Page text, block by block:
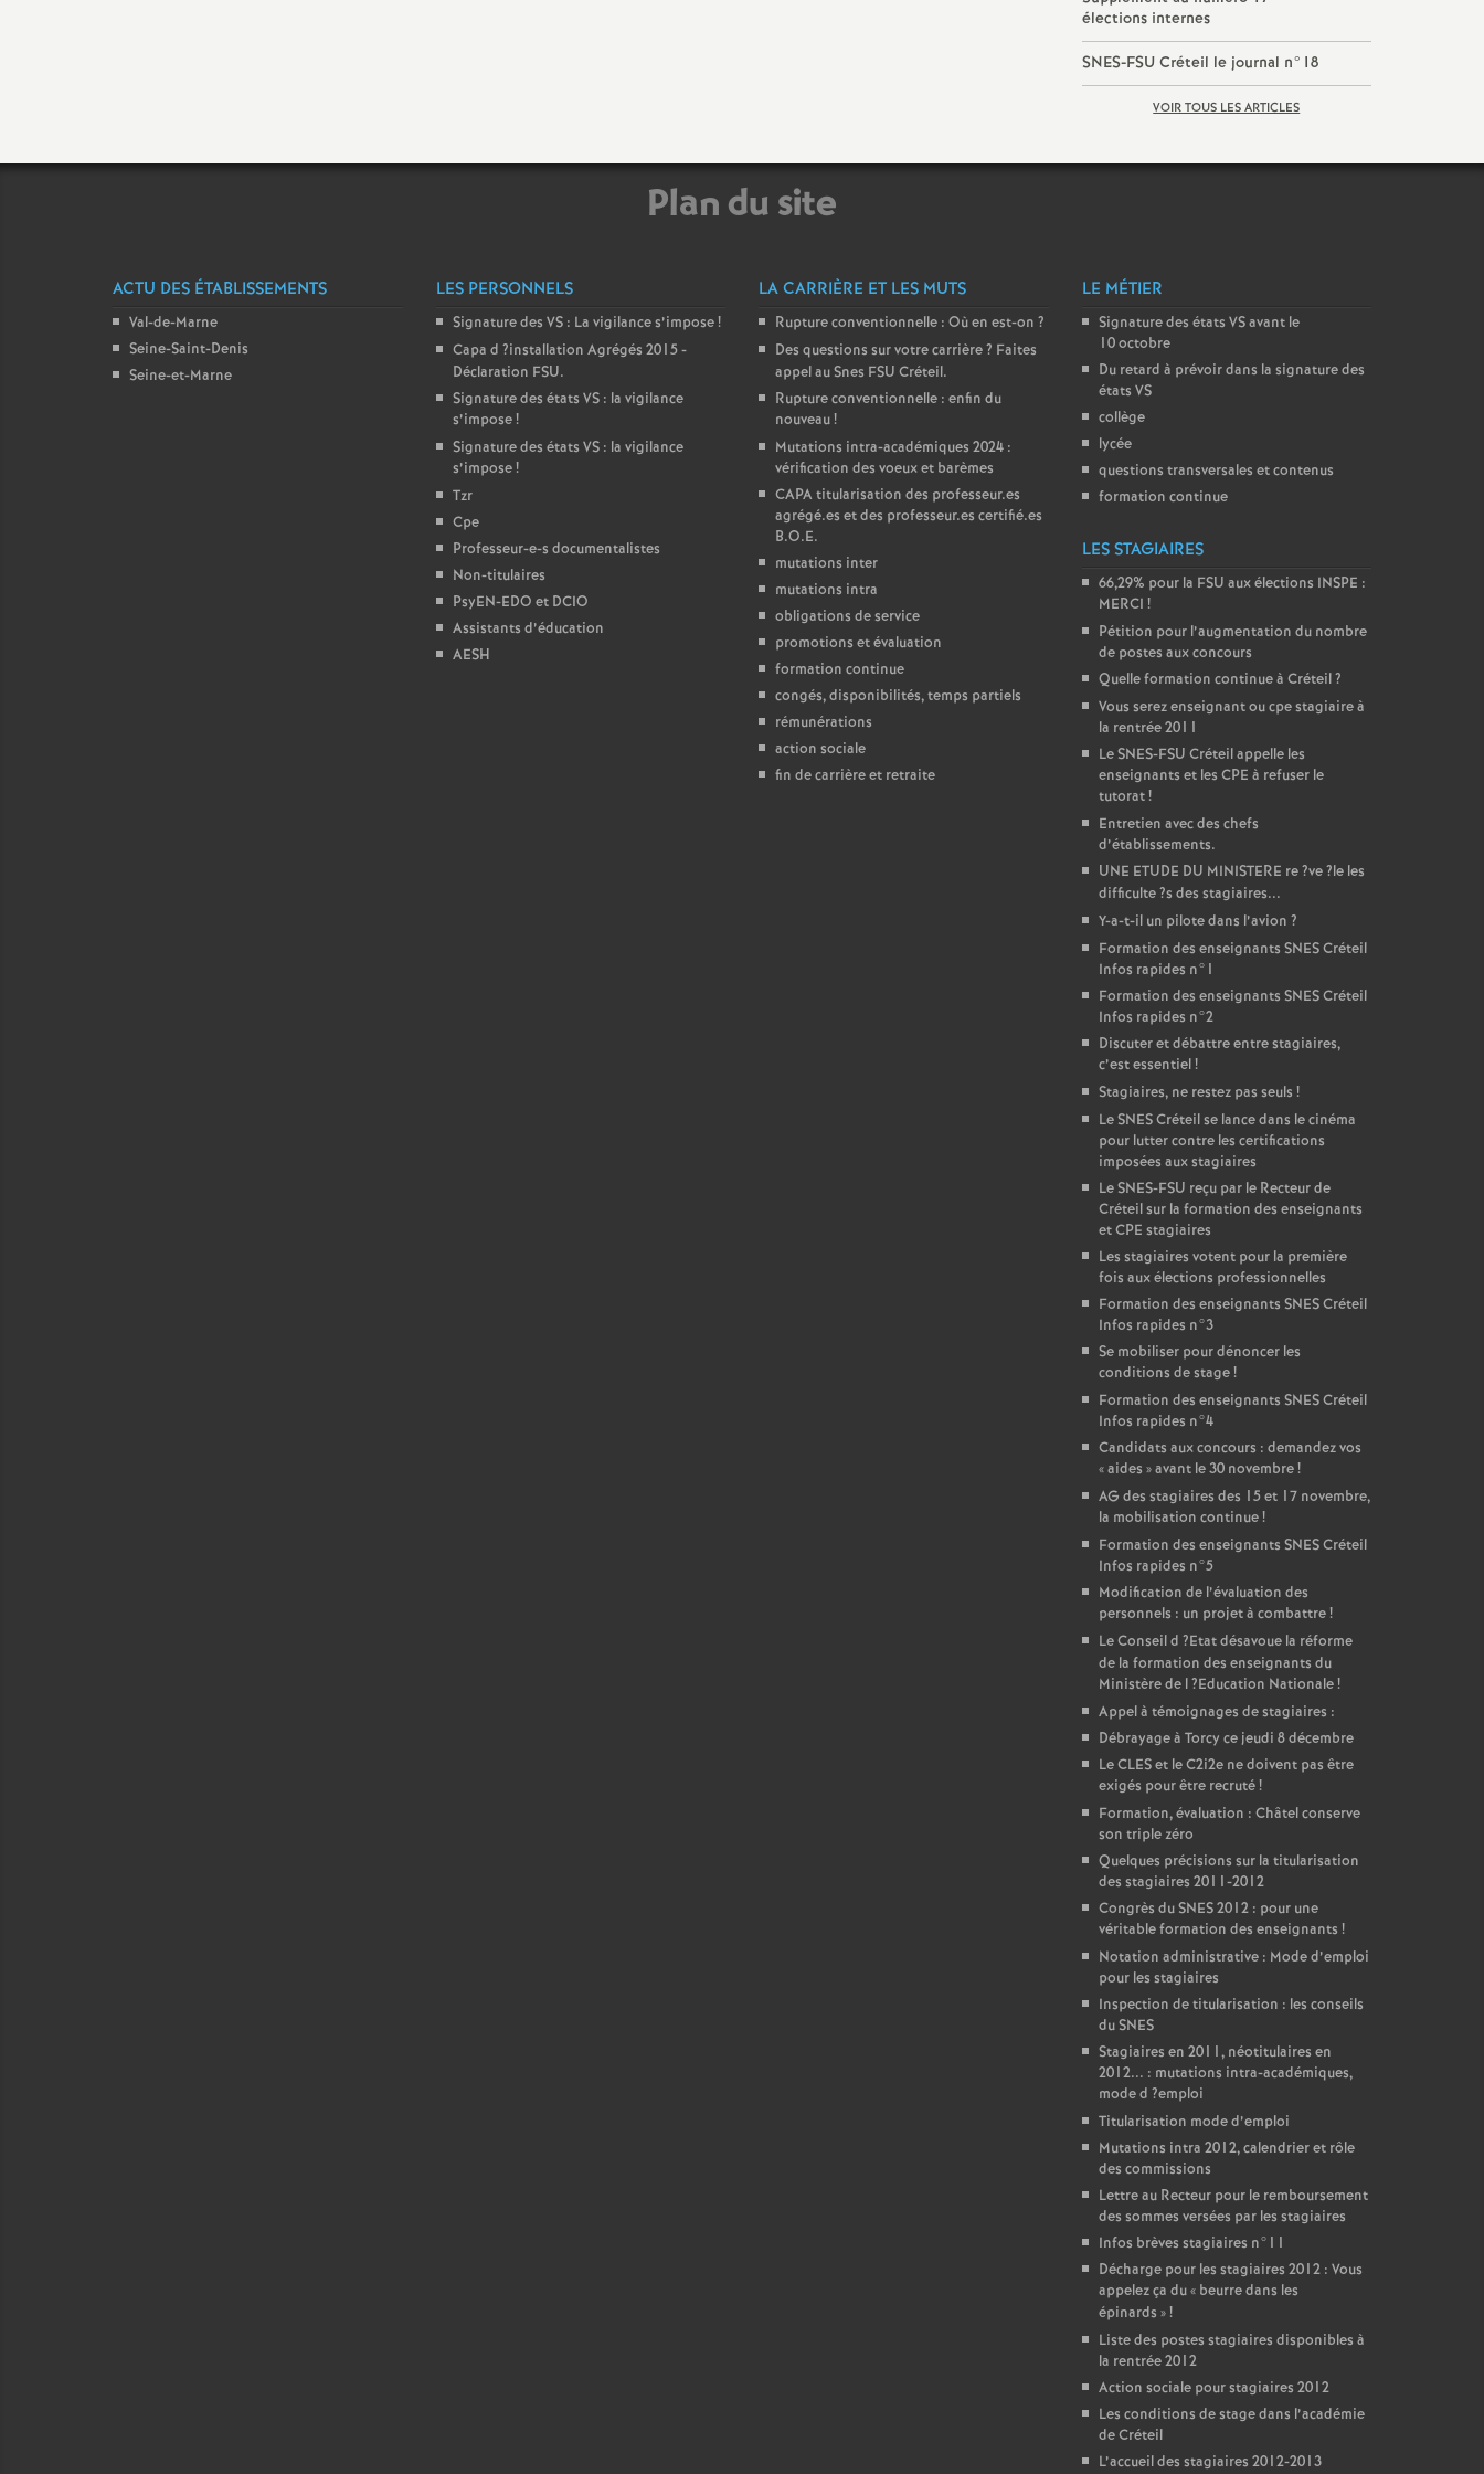
e
t
s
d
e
S
e
c
o
élections internes
SNES-FSUCréteil le journal n°18
VOIR TOUS LES ARTICLES
Plan du site
ACTU DES ÉTABLISSEMENTS
Val-de-Marne
Seine-Saint-Denis
Seine-et-Marne
LES PERSONNELS
Signature des VS: La vigilance s’impose!
Capa d ?installation Agrégés 2015 -
Déclaration FSU.
Signature des états VS: la vigilance
s’impose!
Signature des états VS: la vigilance
s’impose!
Tzr
Cpe
Professeur-e-s documentalistes
Non-titulaires
PsyEN-EDO et DCIO
Assistants d’éducation
AESH
LA CARRIÈRE ET LES MUTS
Rupture conventionnelle : Où en est-on ?
Des questions sur votre carrière? Faites
appel au Snes FSU Créteil.
Rupture conventionnelle : enfin du
nouveau!
Mutations intra-académiques 2024 :
vérification des voeux et barèmes
CAPAtitularisation des professeur.es
agrégé.es et des professeur.es certifié.es
B.O.E.
mutations inter
mutations intra
obligations de service
promotions et évaluation
formation continue
congés, disponibilités, temps partiels
rémunérations
action sociale
fin de carrière et retraite
LE MÉTIER
Signature des états VSavant le
10 octobre
Du retard à prévoir dans la signature des
états VS
collège
lycée
questions transversales et contenus
formation continue
LES STAGIAIRES
66,29% pour la FSU aux élections INSPE :
MERCI !
Pétition pour l’augmentation du nombre
de postes aux concours
Quelle formation continue à Créteil?
Vous serez enseignant ou cpe stagiaire à
la rentrée 2011
LeSNES-FSU Créteil appelle les
enseignants et les CPE à refuser le
tutorat!
Entretien avec des chefs
d’établissements.
UNE ETUDE DU MINISTERE re?ve?le les
difficulte?s des stagiaires...
Y-a-t-il un pilote dans l’avion ?
Formation des enseignants SNESCréteil
Infos rapides n°1
Formation des enseignants SNESCréteil
Infos rapides n°2
Discuter et débattre entre stagiaires,
c’est essentiel!
Stagiaires, ne restez pas seuls !
LeSNESCréteil se lance dans le cinéma
pour lutter contre les certifications
imposées aux stagiaires
LeSNES-FSU reçu par le Recteur de
Créteil sur la formation des enseignants
etCPE stagiaires
Les stagiaires votent pour la première
fois aux élections professionnelles
Formation des enseignants SNESCréteil
Infos rapides n°3
Se mobiliser pour dénoncer les
conditions de stage!
Formation des enseignants SNESCréteil
Infos rapides n°4
Candidats aux concours : demandez vos
«aides » avant le 30 novembre!
AG des stagiaires des 15 et 17 novembre,
la mobilisation continue!
Formation des enseignants SNESCréteil
Infos rapides n°5
Modification de l’évaluation des
personnels : un projet à combattre!
Le Conseil d ?Etat désavoue la réforme
de la formation des enseignants du
Ministère de l?Education Nationale!
Appel à témoignages de stagiaires :
Débrayage à Torcy ce jeudi 8 décembre
LeCLESet le C2i2e ne doivent pas être
exigés pour être recruté!
Formation, évaluation : Châtel conserve
son triple zéro
Quelques précisions sur la titularisation
des stagiaires 2011-2012
Congrès duSNES2012 : pour une
véritable formation des enseignants !
Notation administrative : Mode d’emploi
pour les stagiaires
Inspection de titularisation : les conseils
duSNES
Stagiaires en 2011, néotitulaires en
2012... : mutations intra-académiques,
mode d ?emploi
Titularisation mode d’emploi
Mutations intra 2012, calendrier et rôle
des commissions
Lettre au Recteur pour le remboursement
des sommes versées par les stagiaires
Infos brèves stagiaires n°11
Décharge pour les stagiaires 2012 : Vous
appelez ça du « beurre dans les
épinards »!
Liste des postes stagiaires disponibles à
la rentrée 2012
Action sociale pour stagiaires 2012
Les conditions de stage dans l’académie
de Créteil
L’accueil des stagiaires 2012-2013